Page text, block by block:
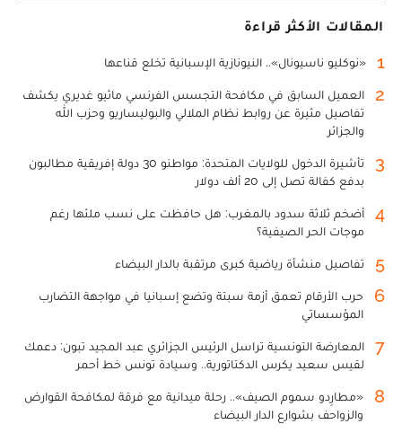
المقالات الأكثر قراءة
1 «نوكليو ناسيونال».. النيونازية الإسبانية تخلع قناعها
2
العميل السابق في مكافحة التجسس الفرنسي ماثيو غديري يكشف
تفاصيل مثيرة عن روابط نظام الملالي والبوليساريو وحزب الله
والجزائر
3
تأشيرة الدخول للولايات المتحدة: مواطنو 30 دولة إفريقية مطالبون
بدفع كفالة تصل إلى 20 ألف دولار
4
أضخم ثلاثة سدود بالمغرب: هل حافظت على نسب ملئها رغم
موجات الحر الصيفية؟
5 تفاصيل منشأة رياضية كبرى مرتقبة بالدار البيضاء
6
حرب الأرقام تعمق أزمة سبتة وتضع إسبانيا في مواجهة التضارب
المؤسساتي
7
المعارضة التونسية تراسل الرئيس الجزائري عبد المجيد تبون: دعمك
لقيس سعيد يكرس الدكتاتورية.. وسيادة تونس خط أحمر
8
«مطارِدو سموم الصيف».. رحلة ميدانية مع فرقة لمكافحة القوارض
والزواحف بشوارع الدار البيضاء